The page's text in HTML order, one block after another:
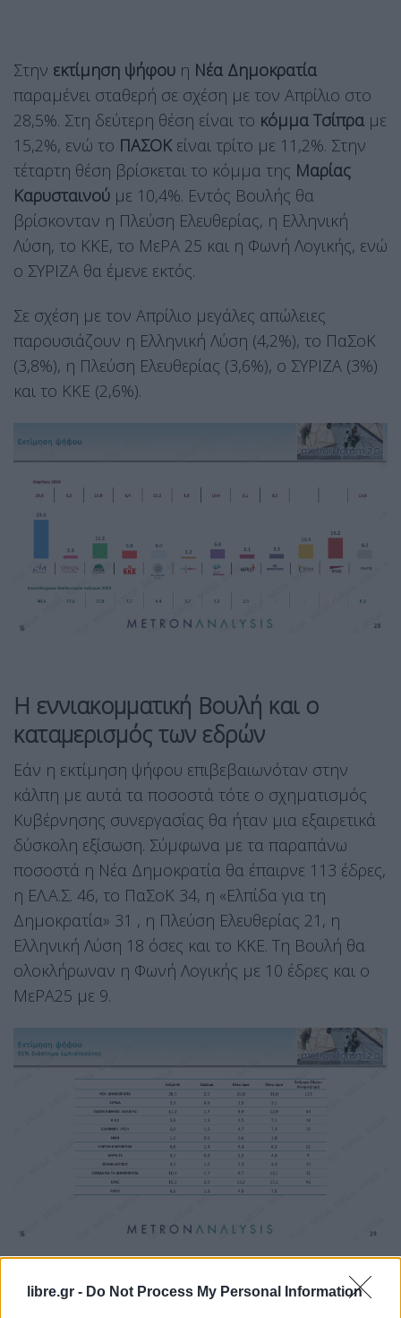
libre.gr - Do Not Process My Personal Information
Στην εκτίμηση ψήφου η Νέα Δημοκρατία
παραμένει σταθερή σε σχέση με τον Απρίλιο στο
28,5%. Στη δεύτερη θέση είναι το κόμμα Τσίπρα με
15,2%, ενώ το ΠΑΣΟΚ είναι τρίτο με 11,2%. Στην
τέταρτη θέση βρίσκεται το κόμμα της Μαρίας
Καρυσταινού με 10,4%. Εντός Βουλής θα
βρίσκονταν η Πλεύση Ελευθερίας, η Ελληνική
Λύση, το ΚΚΕ, το ΜεΡΑ 25 και η Φωνή Λογικής, ενώ
ο ΣΥΡΙΖΑ θα έμενε εκτός.
Σε σχέση με τον Απρίλιο μεγάλες απώλειες
παρουσιάζουν η Ελληνική Λύση (4,2%), το ΠαΣοΚ
(3,8%), η Πλεύση Ελευθερίας (3,6%), ο ΣΥΡΙΖΑ (3%)
και το ΚΚΕ (2,6%).
Η εννιακομματική Βουλή και ο
καταμερισμός των εδρών
Εάν η εκτίμηση ψήφου επιβεβαιωνόταν στην
κάλπη με αυτά τα ποσοστά τότε ο σχηματισμός
Κυβέρνησης συνεργασίας θα ήταν μια εξαιρετικά
δύσκολη εξίσωση. Σύμφωνα με τα παραπάνω
ποσοστά η Νέα Δημοκρατία θα έπαιρνε 113 έδρες,
η ΕΛ.Α.Σ. 46, το ΠαΣοΚ 34, η «Ελπίδα για τη
Δημοκρατία» 31 , η Πλεύση Ελευθερίας 21, η
Ελληνική Λύση 18 όσες και το ΚΚΕ. Τη Βουλή θα
ολοκλήρωναν η Φωνή Λογικής με 10 έδρες και ο
ΜεΡΑ25 με 9.